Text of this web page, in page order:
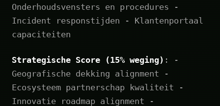
Onderhoudsvensters en procedures -
Incident responstijden - Klantenportaal
capaciteiten
Strategische Score (15% weging) : -
Geografische dekking alignment -
Ecosysteem partnerschap kwaliteit -
Innovatie roadmap alignment -